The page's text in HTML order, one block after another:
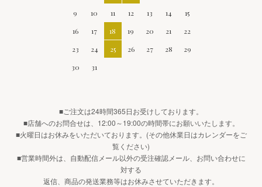
9
10 11 12 13 14
15
16
17 18 19 20 21
22
23
24 25 26 27 28
29
30
31
■ご注文は24時間365日お受けしております。
■店舗へのお問合せは、12:00～19:00の時間帯にお願いいたします。
■火曜日はお休みをいただいております。(その他休業日はカレンダーをご
覧ください)
■営業時間外は、自動配信メール以外の受注確認メール、お問い合わせに
対する
返信、商品の発送業務等はお休みさせていただきます。